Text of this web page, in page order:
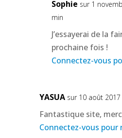
Sophie sur 1
min
J’essayerai de la
prochaine fois !
Connectez-vous
YASUA sur 10 août
Fantastique site,
Connectez-vous pour